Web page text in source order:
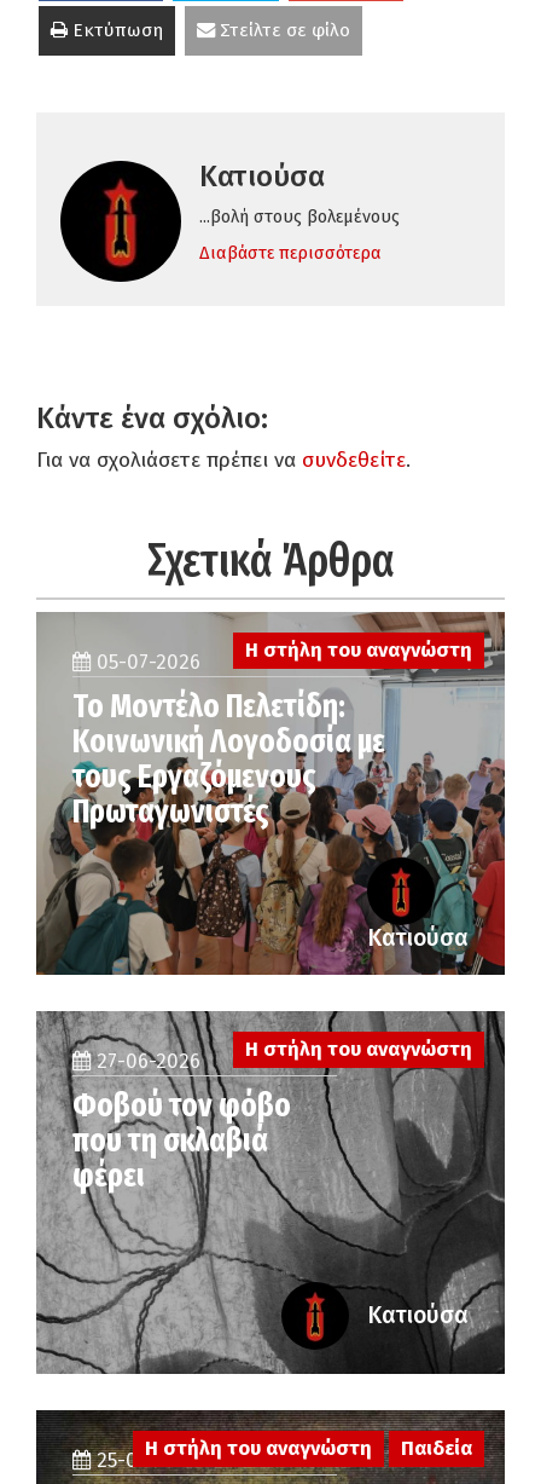
Εκτύπωση Στείλτε σε φίλο
Κατιούσα
...βολή στους βολεμένους
Διαβάστε περισσότερα
Κάντε ένα σχόλιο:
Για να σχολιάσετε πρέπει να συνδεθείτε.
Σχετικά Άρθρα
Η στήλη του αναγνώστη
05-07-2026
Το Μοντέλο Πελετίδη:
Κοινωνική Λογοδοσία με
τους Εργαζόμενους
Πρωταγωνιστές
Κατιούσα
27-06-2026
Φοβού τον φόβο
που τη σκλαβιά
φέρει
Η στήλη του αναγνώστη
Κατιούσα
25-06-2026
Η στήλη του αναγνώστη Παιδεία